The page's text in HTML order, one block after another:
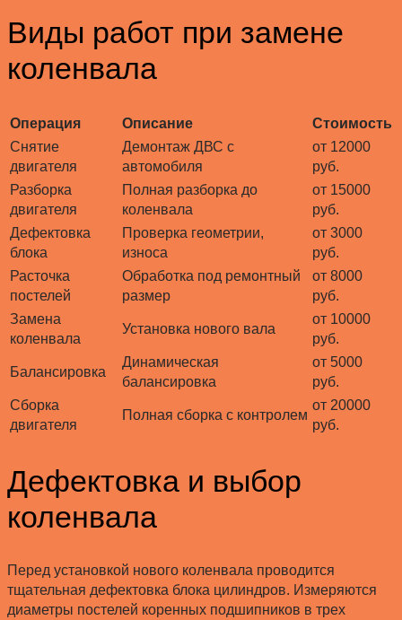
Виды работ при замене
коленвала
Операция Описание
Стоимость
Снятие
двигателя
Демонтаж ДВС с
автомобиля
от 12000
руб.
Разборка
двигателя
Полная разборка до
коленвала
от 15000
руб.
Дефектовка
блока
Проверка геометрии,
износа
от 3000
руб.
Расточка
постелей
Обработка под ремонтный
размер
от 8000
руб.
Замена
коленвала
Установка нового вала
от 10000
руб.
Балансировка
Динамическая
балансировка
от 5000
руб.
Сборка
двигателя
Полная сборка с контролем
от 20000
руб.
Дефектовка и выбор
коленвала
Перед установкой нового коленвала проводится
тщательная дефектовка блока цилиндров. Измеряются
диаметры постелей коренных подшипников в трех